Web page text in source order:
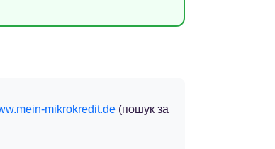
mikrokredit.de (пошук за